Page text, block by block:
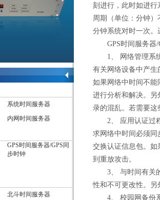
系统时间服务器
内网时间服务器
GPS时间服务器/GPS同
步时钟
北斗时间服务器
刻进行，此时如进
周期（单位：分钟）
分钟系统对时一次
GPS时间服务器/
1、 网络管理系统
有关网络设备中产
如果网络中时间不
进行分析和解决。
录的混乱。若需要
2、 应用认证过程
求网络中时间必须
交换认证信息包。
到重放攻击。
3、 与时间有关的
性和不可更改性。
4、 校园网备份系